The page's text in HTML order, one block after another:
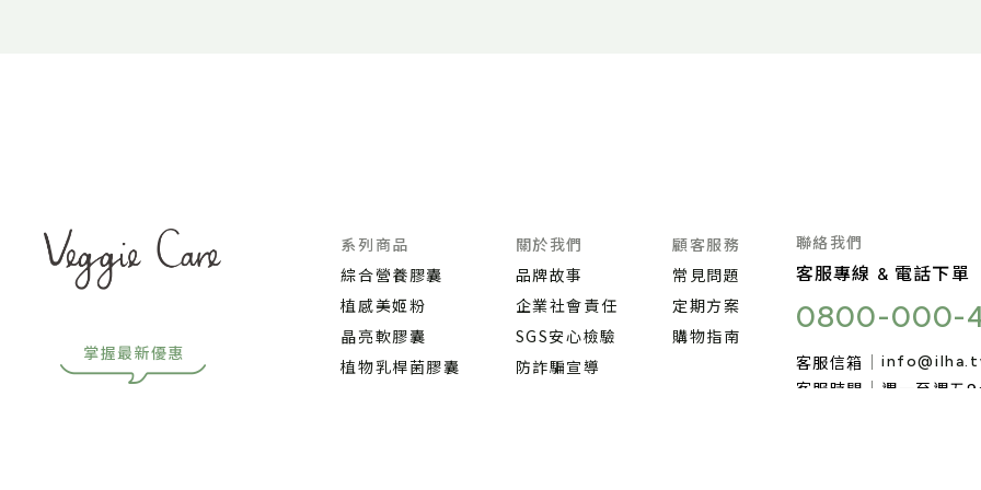
系列商品
綜合營養膠囊
植感美姬粉
晶亮軟膠囊
植物乳桿菌膠囊
關於我們
品牌故事
企業社會責任
SGS安心檢驗
防詐騙宣導
顧客服務
常見問題
定期方案
購物指南
聯絡我們
客服專線 & 電話下單
0800-000-
客服信箱
客服時間
週一至週五